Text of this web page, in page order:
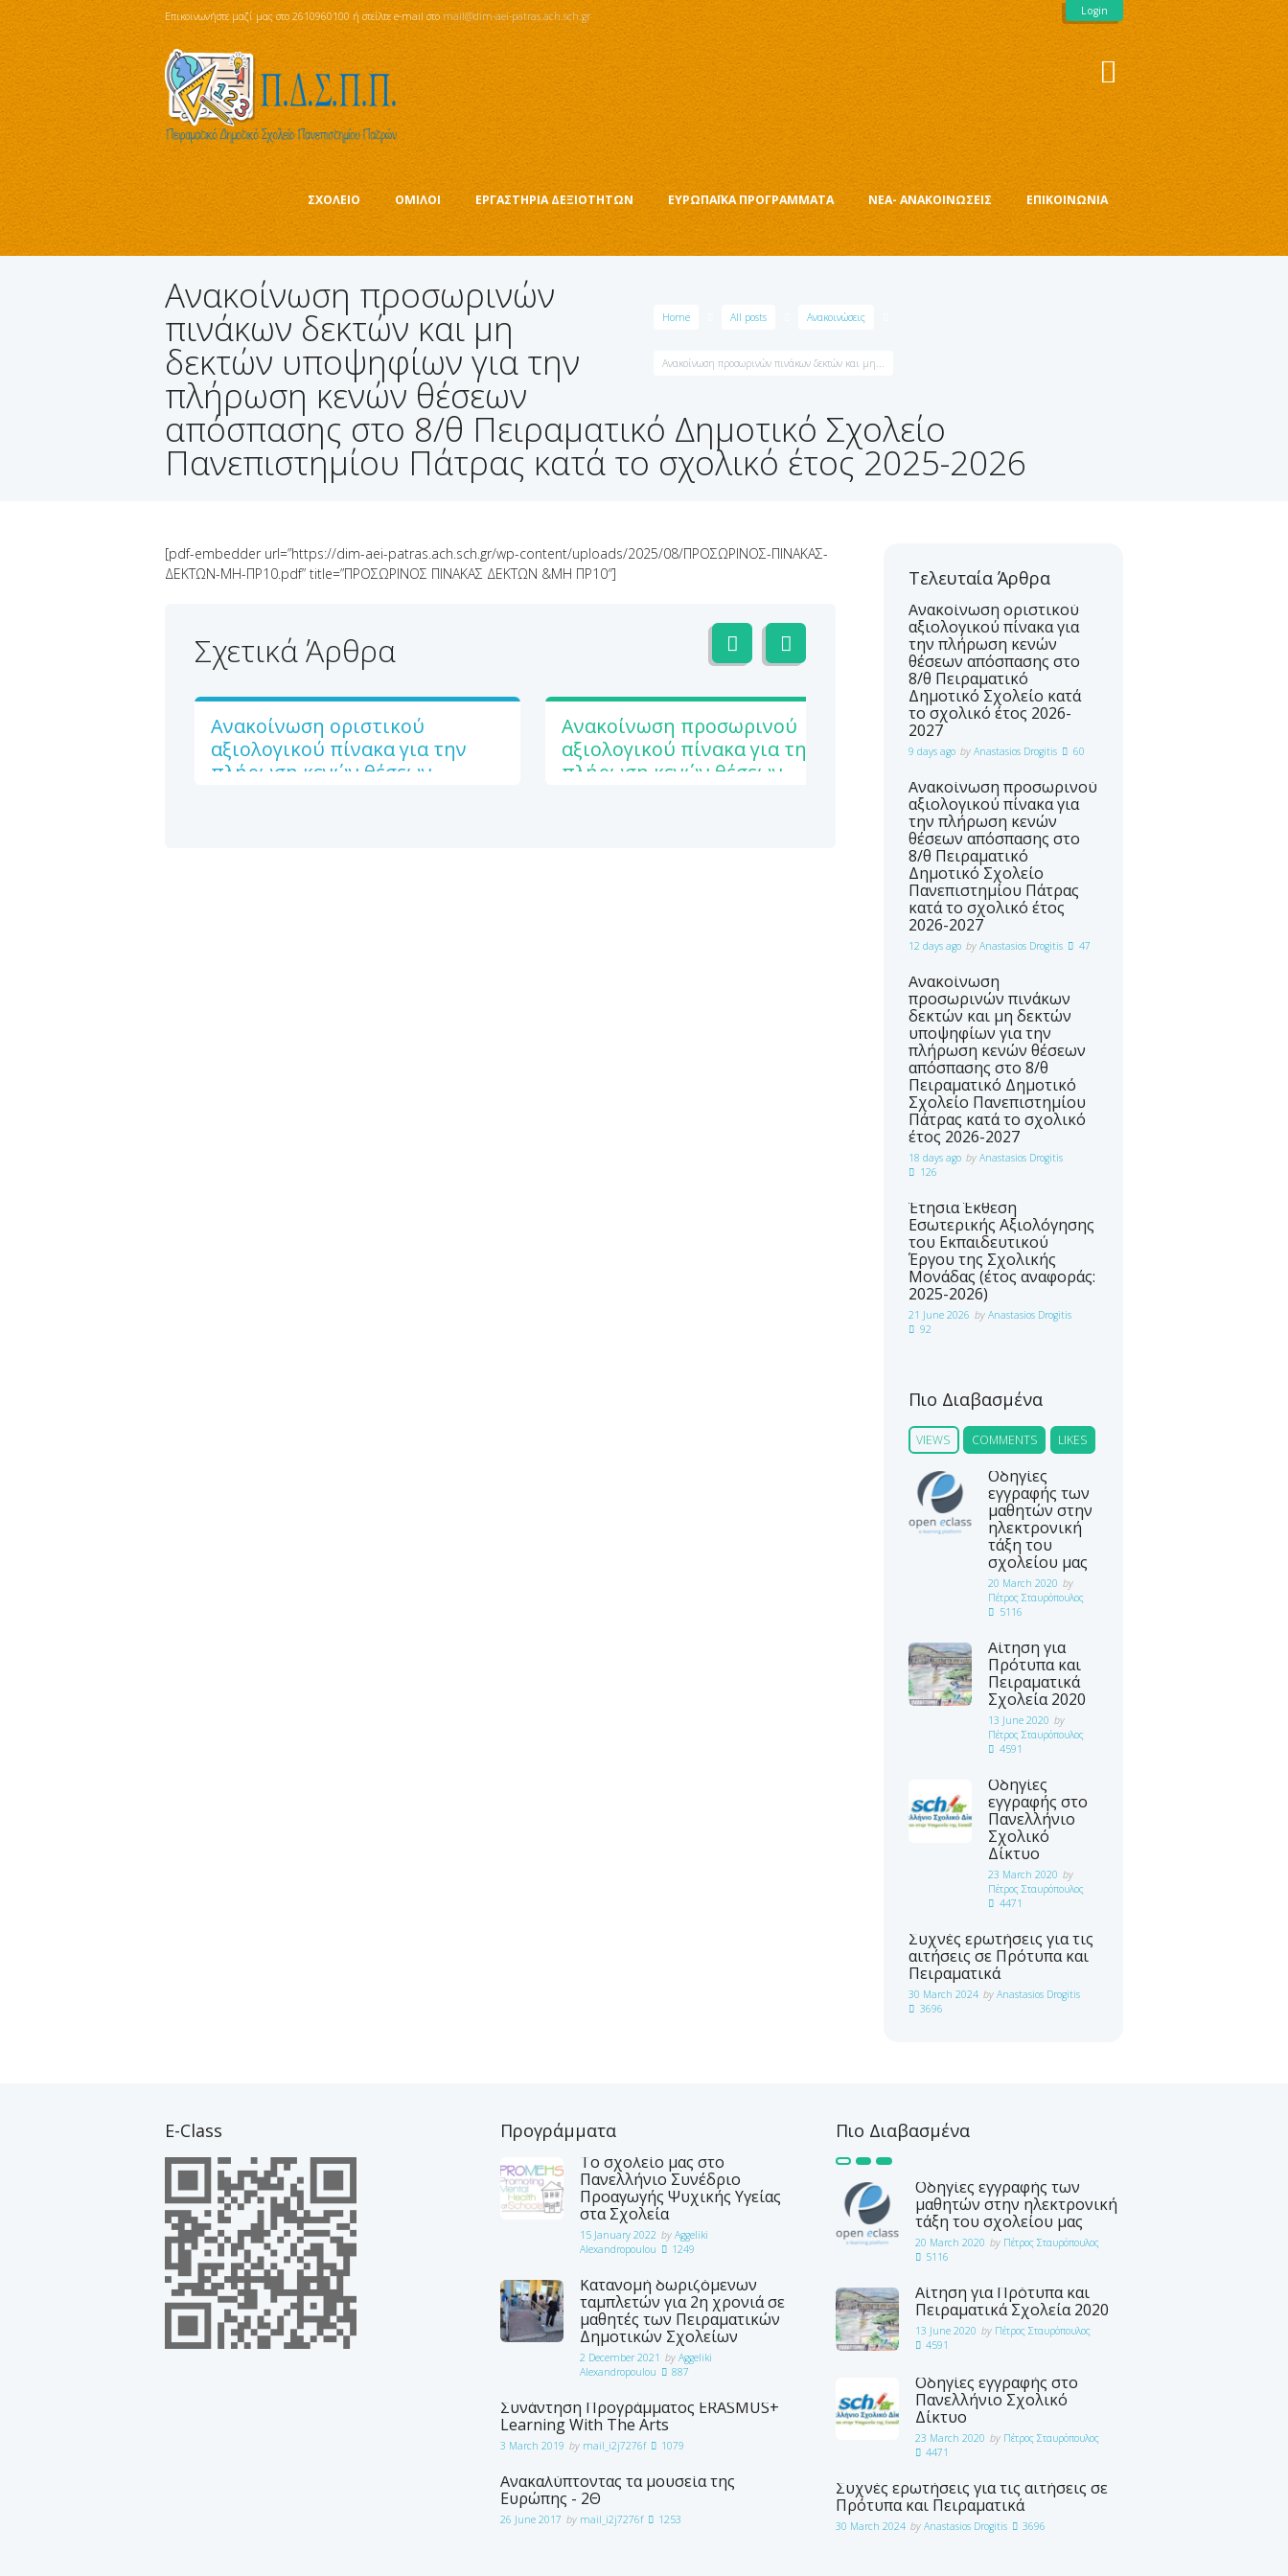
Login
Επικοινωνήστε μαζί μας στο 2610960100 ή στείλτε e-mail στο mail@dim-aei-patras.ach.sch.gr
ΣΧΟΛΕΙΟ ΟΜΙΛΟΙ ΕΡΓΑΣΤΗΡΙΑ ΔΕΞΙΟΤΗΤΩΝ ΕΥΡΩΠΑΪΚΑ ΠΡΟΓΡΑΜΜΑΤΑ ΝΈΑ- ΑΝΑΚΟΙΝΏΣΕΙΣ ΕΠΙΚΟΙΝΩΝΊΑ
Home All posts Ανακοινώσεις
Ανακοίνωση προσωρινών πινάκων δεκτών και μη...
Ανακοίνωση προσωρινών
πινάκων δεκτών και μη
δεκτών υποψηφίων για την
πλήρωση κενών θέσεων
απόσπασης στο 8/θ Πειραματικό Δημοτικό Σχολείο
Πανεπιστημίου Πάτρας κατά το σχολικό έτος 2025-2026
[pdf-embedder url=”https://dim-aei-patras.ach.sch.gr/wp-content/uploads/2025/08/ΠΡΟΣΩΡΙΝΟΣ-ΠΙΝΑΚΑΣ-
ΔΕΚΤΩΝ-ΜΗ-ΠΡ10.pdf” title=”ΠΡΟΣΩΡΙΝΟΣ ΠΙΝΑΚΑΣ ΔΕΚΤΩΝ &ΜΗ ΠΡ10″]
Σχετικά Άρθρα
Ανακοίνωση οριστικού
αξιολογικού πίνακα για την
πλήρωση κενών θέσεων
Ανακοίνωση προσωρινού
αξιολογικού πίνακα για την
πλήρωση κενών θέσεων
Ανακοίνωση προσωρινών
πινάκων δεκτών και μη δεκτών
κενών θέσεων απόσπασης στο
8/θ Πειραματικό Δημοτικό
Σχολείο Πανεπιστημίου
Πάτρας κατά το σχολικό έτος
2026-2027
Τελευταία Άρθρα
Ανακοίνωση οριστικού
αξιολογικού πίνακα για
την πλήρωση κενών
θέσεων απόσπασης στο
8/θ Πειραματικό
Δημοτικό Σχολείο κατά
το σχολικό έτος 2026-
2027
9 days ago byAnastasios Drogitis 60
Ανακοίνωση προσωρινού
αξιολογικού πίνακα για
την πλήρωση κενών
θέσεων απόσπασης στο
8/θ Πειραματικό
Δημοτικό Σχολείο
Πανεπιστημίου Πάτρας
κατά το σχολικό έτος
2026-2027
12 days ago byAnastasios Drogitis 47
Ανακοίνωση
προσωρινών πινάκων
δεκτών και μη δεκτών
υποψηφίων για την
πλήρωση κενών θέσεων
απόσπασης στο 8/θ
Πειραματικό Δημοτικό
Σχολείο Πανεπιστημίου
Πάτρας κατά το σχολικό
έτος 2026-2027
18 days ago byAnastasios Drogitis
126
Έτησια Έκθεση
Εσωτερικής Αξιολόγησης
του Εκπαιδευτικού
Έργου της Σχολικής
Μονάδας (έτος αναφοράς:
2025-2026)
21 June 2026 byAnastasios Drogitis
92
Πιο Διαβασμένα
VIEWS COMMENTS LIKES
Οδηγίες
εγγραφής των
μαθητών στην
ηλεκτρονική
τάξη του
σχολείου μας
20 March 2020 by
Πέτρος Σταυρόπουλος
5116
Αίτηση για
Πρότυπα και
Πειραματικά
Σχολεία 2020
13 June 2020 by
Πέτρος Σταυρόπουλος
4591
Οδηγίες
εγγραφής στο
Πανελλήνιο
Σχολικό
Δίκτυο
23 March 2020 by
Πέτρος Σταυρόπουλος
4471
Συχνές ερωτήσεις για τις
αιτήσεις σε Πρότυπα και
Πειραματικά
30 March 2024 byAnastasios Drogitis
3696
E-Class Προγράμματα
Το σχολείο μας στο
Πανελλήνιο Συνέδριο
Προαγωγής Ψυχικής Υγείας
στα Σχολεία
15 January 2022 byAggeliki
Alexandropoulou
1249
Κατανομή δωριζόμενων
ταμπλετών για 2η χρονιά σε
μαθητές των Πειραματικών
Δημοτικών Σχολείων
2 December 2021 byAggeliki
Alexandropoulou
887
Συνάντηση Προγράμματος ERASMUS+
Learning With The Arts
3 March 2019 by mail_i2j7276f 1079
Ανακαλύπτοντας τα μουσεία της
Ευρώπης - 2Θ
26 June 2017 by mail_i2j7276f 1253
Πιο Διαβασμένα
Οδηγίες εγγραφής των
μαθητών στην ηλεκτρονική
τάξη του σχολείου μας
20 March 2020 by Πέτρος Σταυρόπουλος
5116
Αίτηση για Πρότυπα και
Πειραματικά Σχολεία 2020
13 June 2020 by Πέτρος Σταυρόπουλος
4591
Οδηγίες εγγραφής στο
Πανελλήνιο Σχολικό
Δίκτυο
23 March 2020 by Πέτρος Σταυρόπουλος
4471
Συχνές ερωτήσεις για τις αιτήσεις σε
Πρότυπα και Πειραματικά
30 March 2024 by Anastasios Drogitis 3696